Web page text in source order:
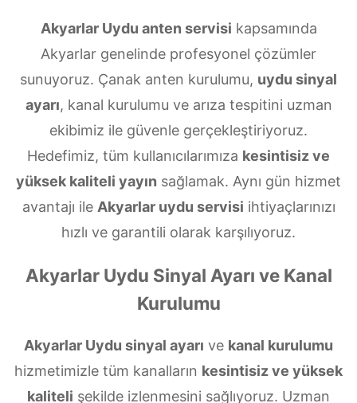
Akyarlar Uydu anten servisi kapsamında
Akyarlar genelinde profesyonel çözümler
sunuyoruz. Çanak anten kurulumu, uydu sinyal
ayarı, kanal kurulumu ve arıza tespitini uzman
ekibimiz ile güvenle gerçekleştiriyoruz.
Hedefimiz, tüm kullanıcılarımıza kesintisiz ve
yüksek kaliteli yayın sağlamak. Aynı gün hizmet
avantajı ile Akyarlar uydu servisi ihtiyaçlarınızı
hızlı ve garantili olarak karşılıyoruz.
Akyarlar Uydu Sinyal Ayarı ve Kanal
Kurulumu
Akyarlar Uydu sinyal ayarı ve kanal kurulumu
hizmetimizle tüm kanalların kesintisiz ve yüksek
kaliteli şekilde izlenmesini sağlıyoruz. Uzman